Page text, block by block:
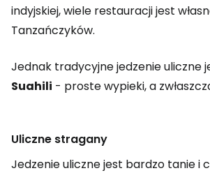
indyjskiej, wiele restauracji jest
Tanzańczyków.
Jednak tradycyjne jedzenie uliczne
Suahili - proste wypieki, a
Uliczne stragany
Jedzenie uliczne jest bardzo tanie i